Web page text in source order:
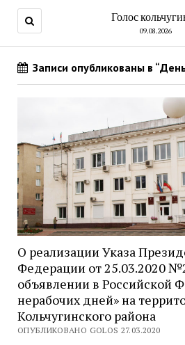
Голос
09.08.2026
Записи опубликованы в
О реализации Указа
Федерации от 25.03.2020
объявлении в Российской
нерабочих дней» на
Кольчугинского района
ОПУБЛИКОВАНО GOLOS 27.03.2020